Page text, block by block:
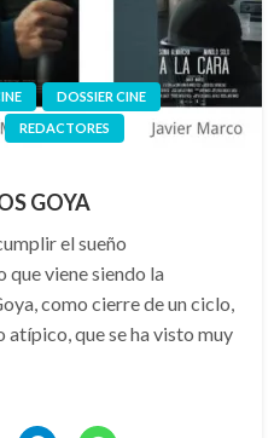
DOSSIER CINE
REDACTORES
GOYA
el sueño
viene siendo la
como cierre de un ciclo,
atípico, que se ha visto muy